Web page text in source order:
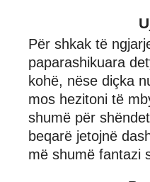
Për shkak të
paparashikuara
kohë, nëse diçka
mos hezitoni të
shumë për
beqarë jetojnë
më shumë fantazi